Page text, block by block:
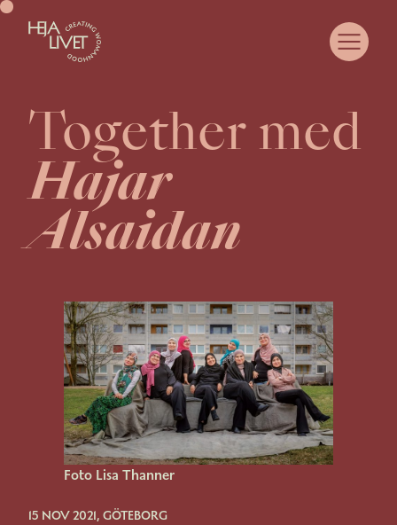
OM HEJA LIVET
COMMUNITY
SAMARBETA MED OSS
CASE
WOMANHOOD
JUST NU
KURSER & EVENTS
KONTAKT
Together med
Hajar
Alsaidan
Foto Lisa Thanner
15 NOV 2021, GÖTEBORG